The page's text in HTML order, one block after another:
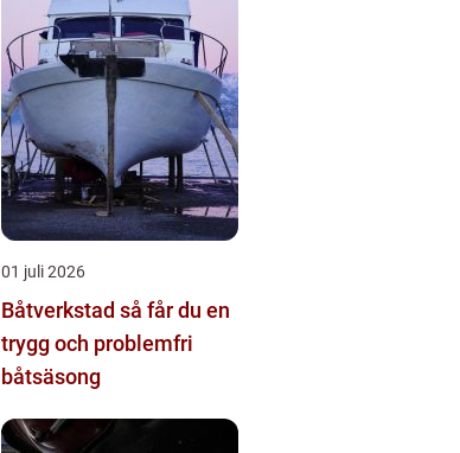
01 juli 2026
Båtverkstad så får du en
trygg och problemfri
båtsäsong